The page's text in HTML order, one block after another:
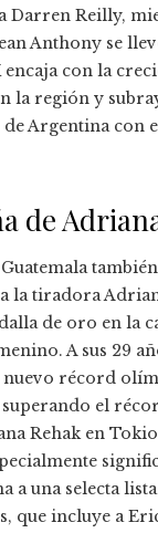
Darren Reilly,
Anthony se
encaja con la
la región y
Argentina con
de
la tiradora
de oro en la
A sus 29
nuevo récord
superando el
Rehak en
a una selecta
que incluye a